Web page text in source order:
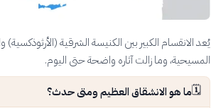
يُعد الانقسام الكبير بين الكنيسة الشرقية (الأرثوذكسية)
المسيحية، وما زالت آثاره واضحة حتى اليوم.
🗓️ما هو الانشقاق العظيم ومتى حدث؟